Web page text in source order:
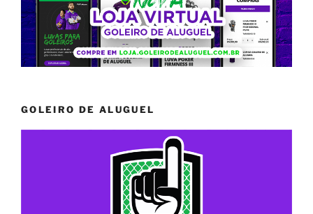
GOLEIRO DE ALUGUEL